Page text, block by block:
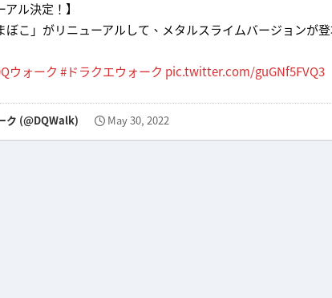
ル決定！】
こ」がリニューアルして、メタルスライムバージョンが
ウォーク #ドラクエウォーク pic.twitter.com/guGNf5FVQ3
ク (@DQWalk) May 30, 2022